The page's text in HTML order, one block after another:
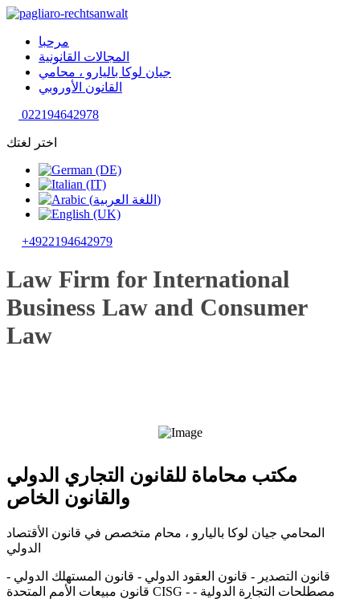
مرحبا
المجالات القانونية
جيان لوكا باليارو ، محامي
القانون الأوروبي
022194642978
اختر لغتك
+4922194642979
Law Firm for International
Business Law and Consumer
Law
مكتب محاماة للقانون التجاري الدولي
والقانون الخاص
المحامي جيان لوكا باليارو ، محام متخصص في قانون الأقتصاد
الدولي
قانون التصدير - قانون العقود الدولي - قانون المستهلك الدولي -
قانون مبيعات الأمم المتحدة CISG - مصطلحات التجارة الدولية -